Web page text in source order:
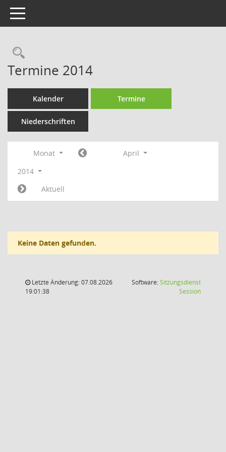
Toggle navigation
Rechercheauswahl
Termine 2014
Kalender Termine
Niederschriften
Monat
April
2014
Aktuell
Keine Daten gefunden.
Letzte Änderung: 07.08.2026
19:01:38
Software:Sitzungsdienst
Session(Wird in